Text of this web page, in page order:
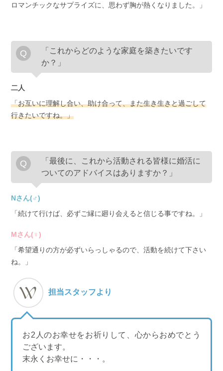
ロマンチックなサプライズに、思わず胸が熱くなりました。」
「これからどのような家庭を築きたいです
か？」
二人
「お互いに理解し合い、助け合って、また生き生きと過ごして
行きたいですね。」
「最後に、これから活動される皆様に婚活に
ついてのアドバイスはありますか？」
Nさん(♂)
「続けて行けば、必ずご縁に廻り会えると信じる事ですね。」
Mさん(♀)
「希望通りの方が必ずいらっしゃるので、活動を続けて下さい
ね。」
担当スタッフより
お2人のお幸せをお祈りして、心からおめでとう
ございます。
末永くお幸せに・・・。